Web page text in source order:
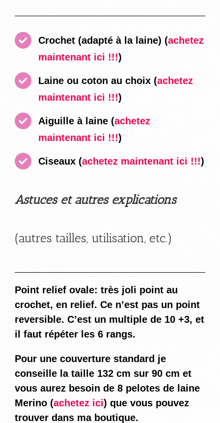
Crochet (adapté à la laine) (achetez
maintenant ici !!!)
Laine ou coton au choix (achetez
maintenant ici !!!)
Aiguille à laine (achetez
maintenant ici !!!)
Ciseaux (achetez maintenant ici !!!)
Astuces et autres explications
(autres tailles, utilisation, etc.)
Point relief ovale: très joli point au
crochet, en relief. Ce n’est pas un point
reversible. C’est un multiple de 10 +3, et
il faut répéter les 6 rangs.
Pour une couverture standard je
conseille la taille 132 cm sur 90 cm et
vous aurez besoin de 8 pelotes de laine
Merino (achetez ici) que vous pouvez
trouver dans ma boutique.